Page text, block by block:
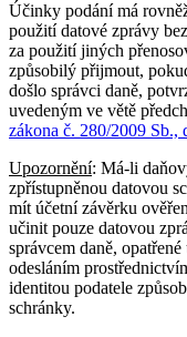
Účinky podání má
použití datové zprávy
za použití jiných
způsobilý přijmout,
došlo správci daně,
uvedeným ve větě
zákona č. 280/2009 Sb.,
Upozornění: Má-li
zpřístupněnou datovou
mít účetní závěrku
učinit pouze datovou
správcem daně,
odesláním
identitou podatele
schránky.